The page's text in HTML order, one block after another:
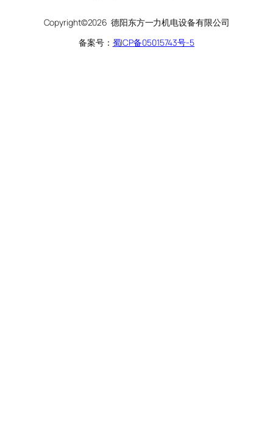
Copyright©2026 德阳东方一力机电设备有限公司
备案号： 蜀ICP备05015743号-5